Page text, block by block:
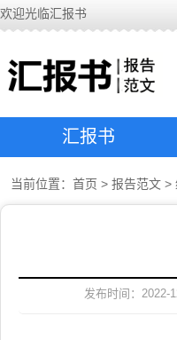
欢迎光临汇报书
汇报书
当前位置： 首页 > 报告范文 >
发布时间：2022-